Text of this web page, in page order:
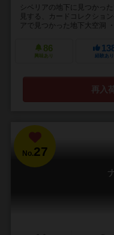
シベリアの地下に見つかっ
見する、カードコレクショ
アで見つかった地下大空洞
86
興味あり 経験あり
再入
No.27